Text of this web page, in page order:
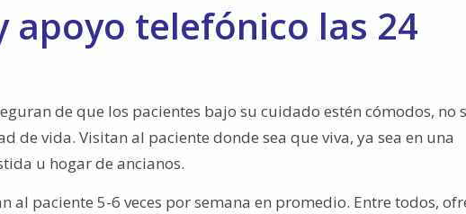
apoyo telefónico las 24
de que los pacientes bajo su cuidado estén cómodos, no
de vida. Visitan al paciente donde sea que viva, ya sea en una
u hogar de ancianos.
paciente 5-6 veces por semana en promedio. Entre todos,